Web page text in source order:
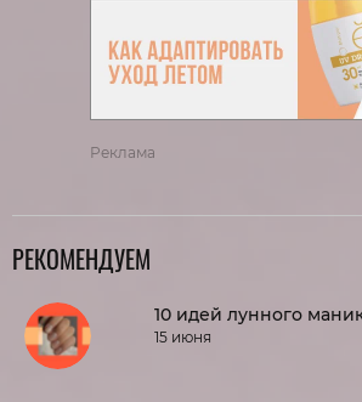
Реклама
РЕКОМЕНДУЕМ
10 идей лунного
15 июня